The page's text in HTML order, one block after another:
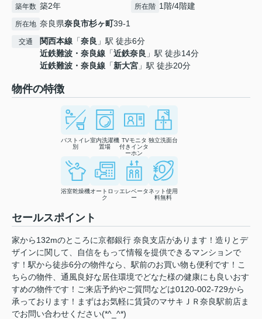
築年数 築2年 所在階 1階/4階建
所在地 奈良県奈良市杉ヶ町39-1
交通 関西本線 「奈良 」駅 徒歩6分
近鉄難波・奈良線 「近鉄奈良 」駅 徒歩14分
近鉄難波・奈良線 「新大宮 」駅 徒歩20分
物件の特徴
バストイレ
別
室内洗濯機
置場
TVモニタ
付きインタ
ーホン
独立洗面台
浴室乾燥機オートロッ
ク
エレベータ
ー
ネット使用
料無料
セールスポイント
家から132mのところに京都銀行 奈良支店があります！造りとデ
ザインに関して、自信をもって情報を提供できるマンションで
す！駅から徒歩6分の物件なら、駅前のお買い物も便利です！こ
ちらの物件、通風良好な居住環境でどなた様の健康にも良いおす
すめの物件です！ご来店予約やご質問などは0120-002-729から
承っております！まずはお気軽に賃貸のマサキＪＲ奈良駅前店ま
でお問い合わせください(*^_^*)